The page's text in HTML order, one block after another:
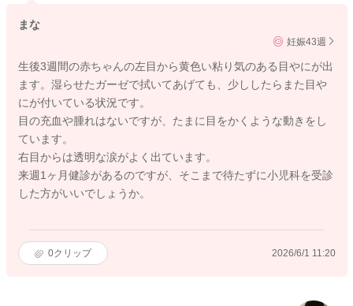
まな
妊娠43週
生後3週間の赤ちゃんの左目から黄色い粘り気のある目やにが出
ます。湿らせたガーゼで拭いてあげても、少ししたらまた目や
にが付いている状況です。
目の充血や腫れはないですが、たまに目をかくような動きをし
ています。
右目からは透明な涙がよく出ています。
来週1ヶ月健診があるのですが、そこまで待たずに小児科を受診
した方がいいでしょうか。
0クリップ 2026/6/1 11:20